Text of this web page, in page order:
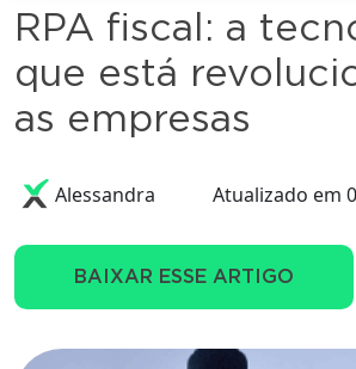
RPA fiscal: a
que está
as empresas
Alessandra Atualizado em
BAIXAR ESSE ARTIGO